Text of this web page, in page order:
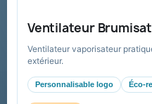
Ventilateur
Ventilateur vaporisateur
extérieur.
Personnalisable logo Éco-
© 2026 Goodies Pub France —